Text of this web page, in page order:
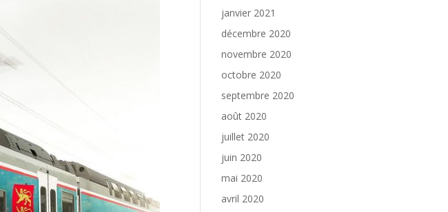
janvier 2021
décembre 2020
novembre 2020
octobre 2020
septembre 2020
août 2020
juillet 2020
juin 2020
mai 2020
avril 2020